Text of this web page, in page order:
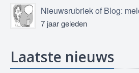
Nieuwsrubriek of Blog:
7 jaar geleden
Laatste nieuws